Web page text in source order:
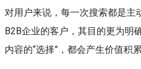
对用户来说，每一次搜索都是主
B2B企业的客户，其目的更为明
内容的“选择”，都会产生价值积累